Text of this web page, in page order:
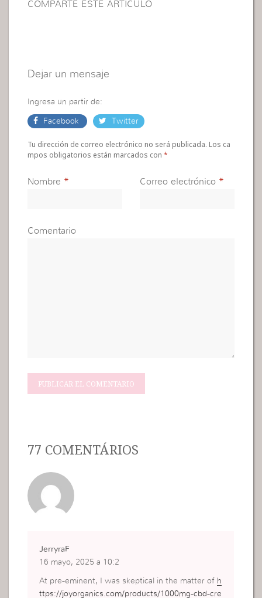
COMPARTE ESTE ARTÍCULO
Dejar un mensaje
Ingresa un partir de:
Facebook Twitter
Tu dirección de correo electrónico no será publicada. Los ca
mpos obligatorios están marcados con*
Nombre * Correo electrónico *
Comentario
77 COMENTÁRIOS
JerryraF
16 mayo, 2025 a 10:2
At pre-eminent, I was skeptical in the matter of h
ttps://joyorganics.com/products/1000mg-cbd-cre